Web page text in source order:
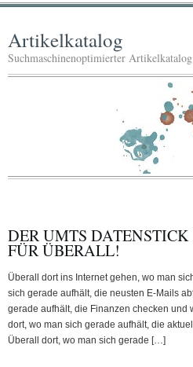
Artikelkatalog
Suchmaschinenoptimierter Artikelkatalog
DER UMTS
FÜR ÜBERALL!
Überall dort ins Internet gehen, wo man
sich gerade aufhält, die neusten E-Mails
gerade aufhält, die Finanzen checken
dort, wo man sich gerade aufhält, die
Überall dort, wo man sich gerade […]